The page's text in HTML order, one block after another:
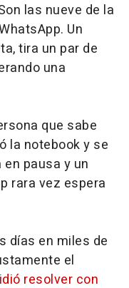
las nueve de la
Un
tira un par de
una
que sabe
la notebook y se
pausa y un
rara vez espera
días en miles de
el
resolver con